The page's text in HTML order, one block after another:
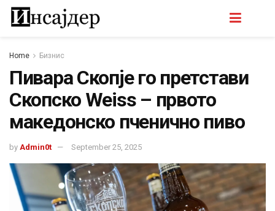
Home Бизнис
Пиварa Скопје го претстави
Скопско Weiss – првото
македонско пченично пиво
by Admin0t September 25, 2025